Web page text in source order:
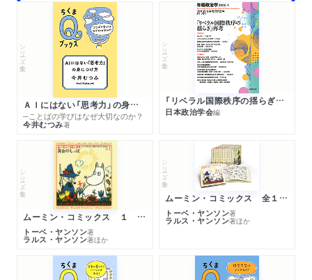
シリーズ・全集
ＡＩにはない「思考力」の身につけ方
─ことばの学びはなぜ大切なのか？
今井むつみ著
シリーズ・全集
「リベラル国際秩序の揺らぎ」再考 年報政治学２０２６‐Ⅰ
日本政治学会編
シリーズ・全集
ムーミン・コミックス １ 黄金のしっぽ
トーベ・ヤンソン著
ラルス・ヤンソン著ほか
シリーズ・全集
ムーミン・コミックス 全１４巻セット
トーベ・ヤンソン著
ラルス・ヤンソン著ほか